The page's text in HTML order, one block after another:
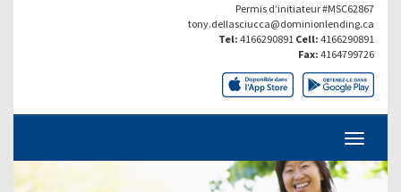
Permis d’initiateur #MSC62867
tony.dellasciucca@dominionlending.ca
Tel: 4166290891 Cell: 4166290891
Fax: 4164799726